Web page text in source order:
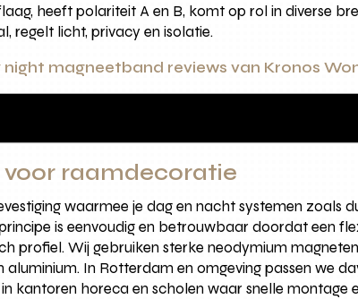
heeft polariteit A en B, komt op rol in diverse
regelt licht, privacy en isolatie.
night magneetband reviews van Kronos
raamdecoratie
waarmee je dag en nacht systemen zoals
is eenvoudig en betrouwbaar doordat een
profiel. Wij gebruiken sterke neodymium
In Rotterdam en omgeving passen we
kantoren horeca en scholen waar snelle montage